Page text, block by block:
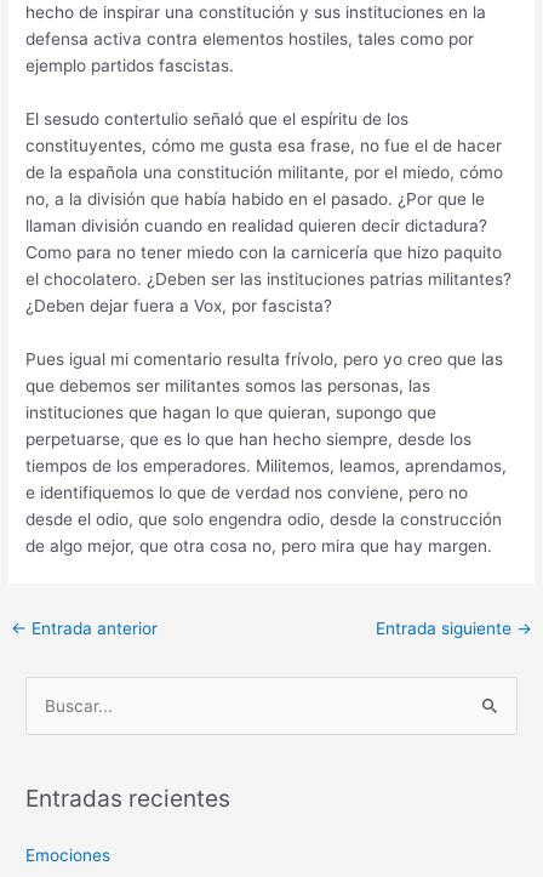
hecho de inspirar una constitución y sus instituciones en la
defensa activa contra elementos hostiles, tales como por
ejemplo partidos fascistas.
El sesudo contertulio señaló que el espíritu de los
constituyentes, cómo me gusta esa frase, no fue el de hacer
de la española una constitución militante, por el miedo, cómo
no, a la división que había habido en el pasado. ¿Por que le
llaman división cuando en realidad quieren decir dictadura?
Como para no tener miedo con la carnicería que hizo paquito
el chocolatero. ¿Deben ser las instituciones patrias militantes?
¿Deben dejar fuera a Vox, por fascista?
Pues igual mi comentario resulta frívolo, pero yo creo que las
que debemos ser militantes somos las personas, las
instituciones que hagan lo que quieran, supongo que
perpetuarse, que es lo que han hecho siempre, desde los
tiempos de los emperadores. Militemos, leamos, aprendamos,
e identifiquemos lo que de verdad nos conviene, pero no
desde el odio, que solo engendra odio, desde la construcción
de algo mejor, que otra cosa no, pero mira que hay margen.
Navegación
entradas
← Entrada anterior Entrada siguiente →
c
r
Entradas recientes
Emociones